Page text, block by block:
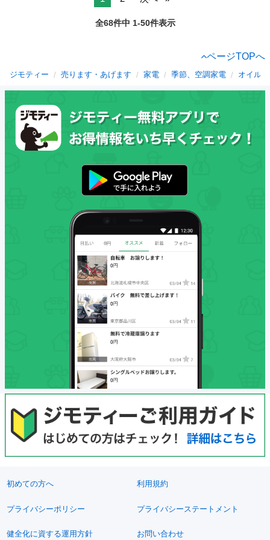
全68件中 1-50件表示
ページTOPへ
ジモティー 売ります・あげます 家電 季節、空調家電 オイル
初めての方へ 利用規約
プライバシーポリシー プライバシーステートメント
健全化に資する運用方針 お問い合わせ